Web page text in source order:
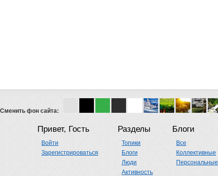
Сменить фон сайта:
Привет, Гость
Войти
Зарегистрироваться
Разделы
Топики
Блоги
Люди
Активность
Блоги
Все
Коллективные
Персональные